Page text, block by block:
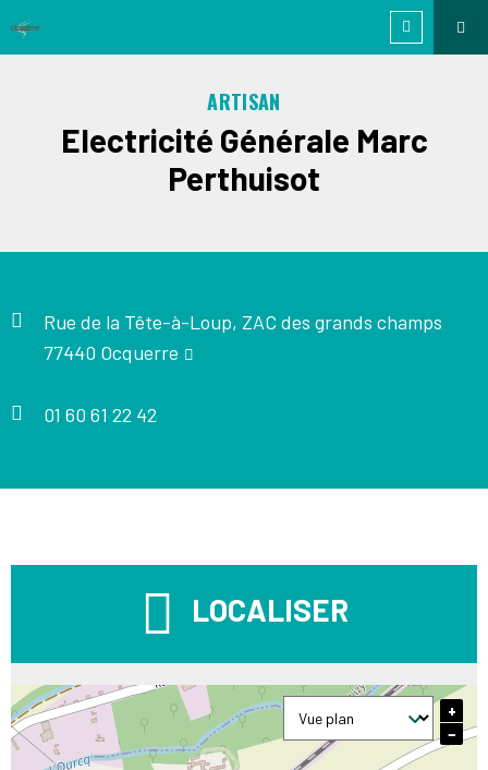
ARTISAN
Electricité Générale Marc
Perthuisot
Rue de la Tête-à-Loup, ZAC des grands champs
77440 Ocquerre
01 60 61 22 42
LOCALISER
+
−